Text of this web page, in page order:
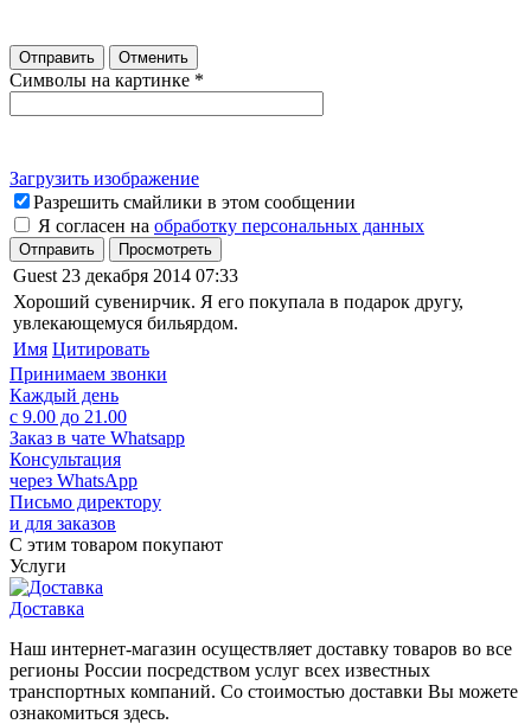
Отправить Отменить
Символы на картинке *
Загрузить изображение
Разрешить смайлики в этом сообщении
Я согласен на обработку персональных данных
Отправить Просмотреть
Guest 23 декабря 2014 07:33
Хороший сувенирчик. Я его покупала в подарок другу,
увлекающемуся бильярдом.
Имя Цитировать
Принимаем звонки
Каждый день
с 9.00 до 21.00
Заказ в чате Whatsapp
Консультация
через WhatsApp
Письмо директору
и для заказов
С этим товаром покупают
Услуги
Доставка
Наш интернет-магазин осуществляет доставку товаров во все
регионы России посредством услуг всех известных
транспортных компаний. Со стоимостью доставки Вы можете
ознакомиться здесь.